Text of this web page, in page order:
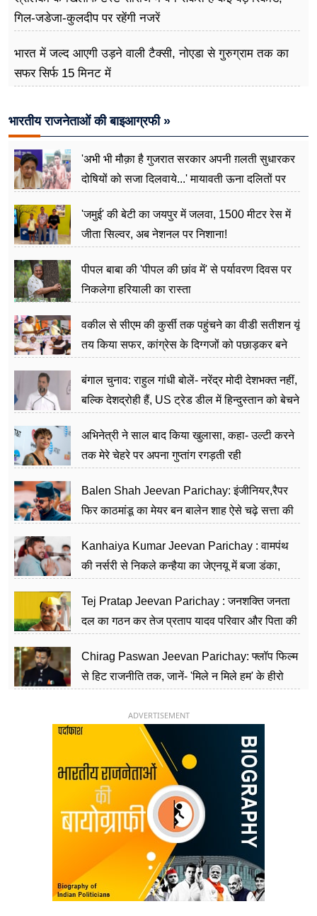
गिल-जडेजा-कुलदीप पर रहेंगी नजरें
भारत में जल्द आएगी उड़ने वाली टैक्सी, नोएडा से गुरुग्राम तक का
सफर सिर्फ 15 मिनट में
भारतीय राजनेताओं की बाइआग्रफी »
'अभी भी मौक़ा है गुजरात सरकार अपनी ग़लती सुधारकर
दोषियों को सजा दिलवाये...' मायावती ऊना दलितों पर
'जमुई' की बेटी का जयपुर में जलवा, 1500 मीटर रेस में
जीता सिल्वर, अब नेशनल पर निशाना!
पीपल बाबा की 'पीपल की छांव में' से पर्यावरण दिवस पर
निकलेगा हरियाली का रास्ता
वकील से सीएम की कुर्सी तक पहुंचने का वीडी सतीशन यूं
तय किया सफर, कांग्रेस के दिग्गजों को पछाड़कर बने
बंगाल चुनाव: राहुल गांधी बोलें- नरेंद्र मोदी देशभक्त नहीं,
बल्कि देशद्रोही हैं, US ट्रेड डील में हिन्दुस्तान को बेचने
अभिनेत्री ने साल बाद किया खुलासा, कहा- उल्टी करने
तक मेरे चेहरे पर अपना गुप्तांग रगड़ती रही
Balen Shah Jeevan Parichay: इंजीनियर,रैपर
फिर काठमांडू का मेयर बन बालेन शाह ऐसे चढ़े सत्ता की
Kanhaiya Kumar Jeevan Parichay : वामपंथ
की नर्सरी से निकले कन्हैया का जेएनयू में बजा डंका,
Tej Pratap Jeevan Parichay : जनशक्ति जनता
दल का गठन कर तेज प्रताप यादव परिवार और पिता की
Chirag Paswan Jeevan Parichay: फ्लॉप फिल्म
से हिट राजनीति तक, जानें- 'मिले न मिले हम' के हीरो
ADVERTISEMENT